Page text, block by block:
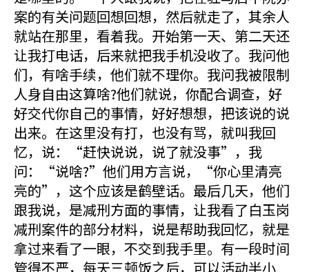
案的有关问题回想回想，然后就走了，其余人
就站在那里，看着我。开始第一天、第二天还
让我打电话，后来就把我手机没收了。我问他
们，有啥手续，他们就不理你。我问我被限制
人身自由这算啥?他们就说，你配合调查，好
好交代你自己的事情，好好想想，把该说的说
出来。在这里没有打，也没有骂，就叫我回
忆，说：“赶快说说，说了就没事”，我
问：“说啥?”他们用方言说，“你心里清亮
亮的”，这个应该是鹤壁话。最后几天，他们
跟我说，是减刑方面的事情，让我看了白玉岗
减刑案件的部分材料，说是帮助我回忆，就是
拿过来看了一眼，不交到我手里。有一段时间
管得不严，每天三顿饭之后，可以活动半小